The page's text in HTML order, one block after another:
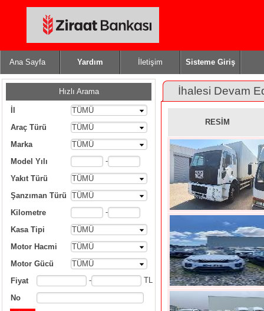
Ana Sayfa Yardım İletişim Sisteme Giriş
Hızlı Arama
TÜMÜ
Araç Türü
TÜMÜ
Marka
TÜMÜ
Model Yılı
-
Yakıt Türü
TÜMÜ
Şanzıman Türü
TÜMÜ
Kilometre
-
Kasa Tipi
TÜMÜ
Motor Hacmi
TÜMÜ
Motor Gücü
TÜMÜ
Fiyat
- TL
No
İhalesi Devam
RESİM